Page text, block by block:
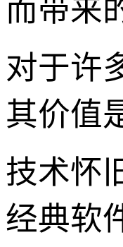
而带来
对于许
其价值
技术怀
经典软